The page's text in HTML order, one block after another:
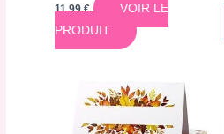
11,99€
VOIR LE
PRODUIT